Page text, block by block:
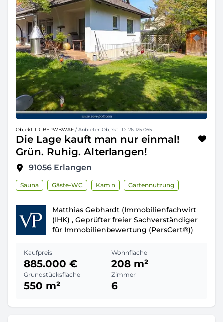
Objekt-ID: BEPWBWAF / Anbieter-Objekt-ID: 26 125 065
Die Lage kauft man nur einmal!
Grün. Ruhig. Alterlangen!
91056 Erlangen
Sauna Gäste-WC Kamin Gartennutzung
Matthias Gebhardt (Immobilienfachwirt
(IHK) , Geprüfter freier Sachverständiger
für Immobilienbewertung (PersCert®))
Kaufpreis
885.000 €
Wohnfläche
208 m²
Grundstücksfläche
550 m²
Zimmer
6